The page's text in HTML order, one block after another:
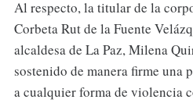
Al respecto, la titular de la
Corbeta Rut de la Fuente
alcaldesa de La Paz, Milena
sostenido de manera firme una
a cualquier forma de violencia